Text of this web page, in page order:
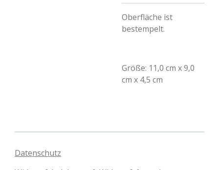
Oberfläche ist
bestempelt.
Größe: 11,0 cm x 9,0
cm x 4,5 cm
Datenschutz